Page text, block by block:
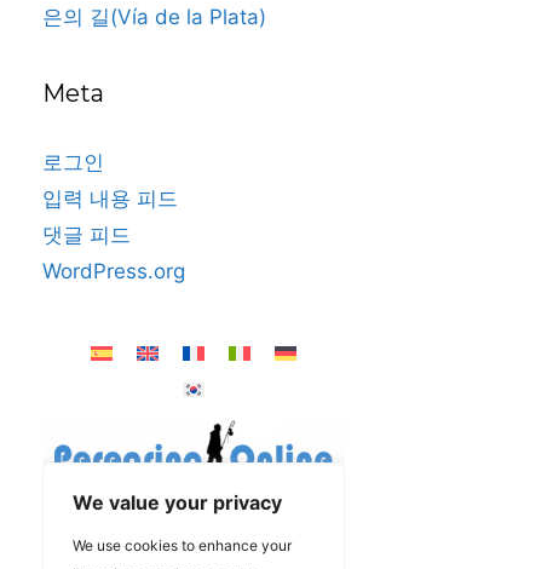
은의 길(Vía de la Plata)
Meta
로그인
입력 내용 피드
댓글 피드
WordPress.org